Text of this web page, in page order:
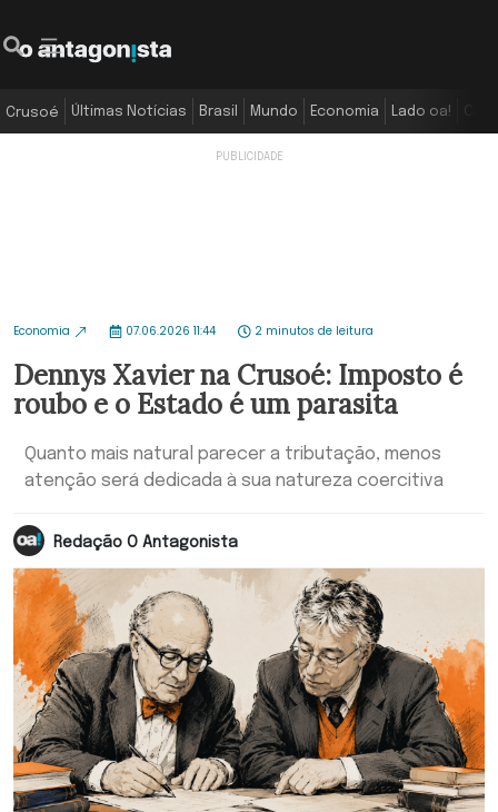
Crusoé Últimas Notícias Brasil Mundo Economia Lado oa!
Economia 07.06.2026 11:44 2 minutos de leitura
Dennys Xavier na Crusoé: Imposto é
roubo e o Estado é um parasita
Quanto mais natural parecer a tributação, menos
atenção será dedicada à sua natureza coercitiva
Redação O Antagonista